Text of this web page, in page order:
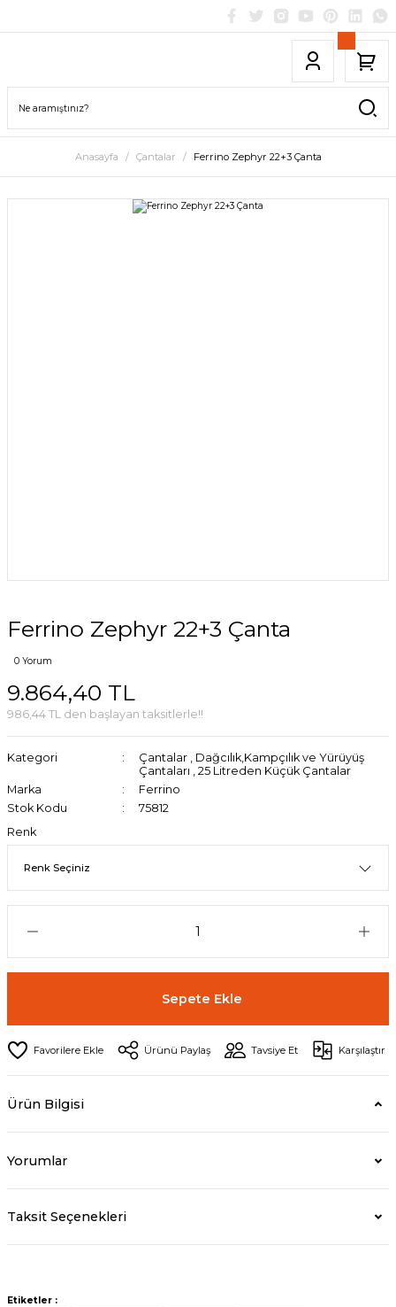
Anasayfa Çantalar Ferrino Zephyr 22+3 Çanta
Ferrino Zephyr 22+3 Çanta
0 Yorum
9.864,40 TL
986,44 TL den başlayan taksitlerle!!
Kategori Çantalar , Dağcılık,Kampçılık ve Yürüyüş
Çantaları , 25 Litreden Küçük Çantalar
Marka
Ferrino
Stok Kodu
75812
Renk
Sepete Ekle
Ürünü Paylaş Tavsiye Et Karşılaştır
Ürün Bilgisi
Yorumlar
Taksit Seçenekleri
Etiketler :